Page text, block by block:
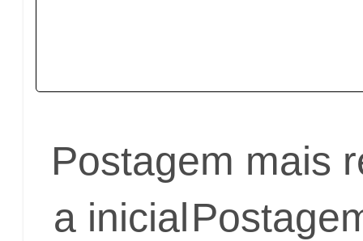
Postagem mais
a inicial